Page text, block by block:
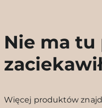
Nie ma
Więcej produktów